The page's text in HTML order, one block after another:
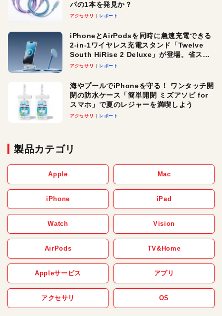
パの1本を発見か？
アクセサリ レポート
iPhoneとAirPodsを同時に急速充電できる
2-in-1ワイヤレス充電スタンド「Twelve
South HiRise 2 Deluxe」が登場。省スペ
ースでおしゃれに充電したい人にオスス
アクセサリ レポート
海やプールでiPhoneを守る！ ワンタッチ開
閉の防水ケース「簡単開閉 ミズアソビ for
スマホ」で夏のレジャーを満喫しよう
アクセサリ レポート
製品カテゴリ
Apple Mac
iPhone iPad
Watch Vision
AirPods TV&Home
Appleサービス アプリ
アクセサリ OS